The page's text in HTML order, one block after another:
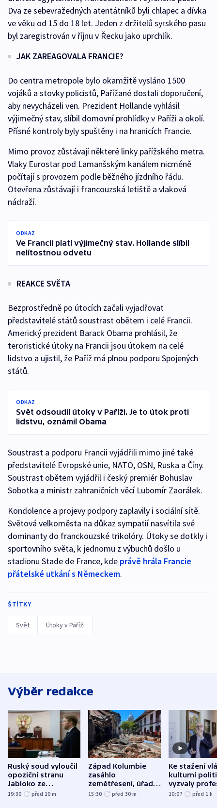
Dva ze sebevražedných atentátníků byli chlapec a dívka
ve věku od 15 do 18 let. Jeden z držitelů syrského pasu
byl zaregistrován v říjnu v Řecku jako uprchlík.
JAK ZAREAGOVALA FRANCIE?
Do centra metropole bylo okamžitě vysláno 1500
vojáků a stovky policistů, Pařížané dostali doporučení,
aby nevycházeli ven. Prezident Hollande vyhlásil
výjimečný stav, slíbil domovní prohlídky v Paříži a okolí.
Přísné kontroly byly spuštěny i na hranicích Francie.
Mimo provoz zůstávají některé linky pařížského metra.
Vlaky Eurostar pod Lamanšským kanálem nicméně
počítají s provozem podle běžného jízdního řádu.
Otevřena zůstávají i francouzská letiště a vlaková
nádraží.
ODKAZ
Ve Francii platí výjimečný stav. Hollande slíbil
nelítostnou odvetu
REAKCE SVĚTA
Bezprostředně po útocích začali vyjadřovat
představitelé států soustrast obětem i celé Francii.
Americký prezident Barack Obama prohlásil, že
teroristické útoky na Francii jsou útokem na celé
lidstvo a ujistil, že Paříž má plnou podporu Spojených
států.
ODKAZ
Svět odsoudil útoky v Paříži. Je to útok proti
lidstvu, oznámil Obama
Soustrast a podporu Francii vyjádřili mimo jiné také
představitelé Evropské unie, NATO, OSN, Ruska a Číny.
Soustrast obětem vyjádřil i český premiér Bohuslav
Sobotka a ministr zahraničních věcí Lubomír Zaorálek.
Kondolence a projevy podpory zaplavily i sociální sítě.
Světová velkoměsta na důkaz sympatií nasvítila své
dominanty do franckouzské trikolóry. Útoky se dotkly i
sportovního světa, k jednomu z výbuchů došlo u
stadionu Stade de France, kde právě hrála Francie
přátelské utkání s Německem.
ŠTÍTKY
Svět Útoky v Paříži
Výběr redakce
Ruský soud vyloučil
opoziční stranu
Jabloko ze
zářijových „voleb“
19:30 před 10 m
Západ Kolumbie
zasáhlo
zemětřesení, úřady
hlásí přes sto obětí
15:30 před 30 m
Ke stažení
kulturní
vyzvaly
organizace,
10:07 před 1 h